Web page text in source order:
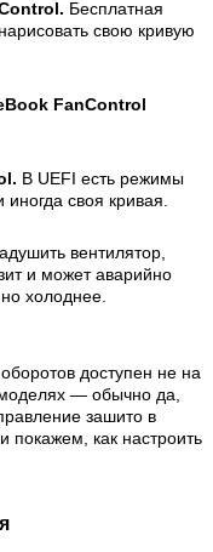
Бесплатная
свою кривую
FanControl
В UEFI есть режимы
своя кривая.
вентилятор,
и может аварийно
холоднее.
доступен не на
— обычно да,
зашито в
покажем, как настроить